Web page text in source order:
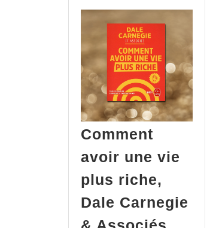
Comment
avoir une vie
plus riche,
Dale Carnegie